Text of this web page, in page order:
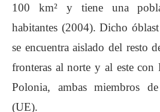
100 km² y tiene una
habitantes (2004). Dicho
se encuentra aislado del resto
fronteras al norte y al este
Polonia, ambas miembros
(UE).